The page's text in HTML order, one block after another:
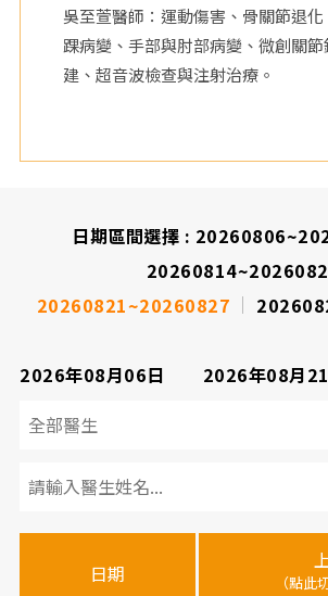
吳至萱醫師：運動傷害、骨關節退
踝病變、手部與肘部病變、微創關
建、超音波檢查與注射治療。
日期區間選擇 :
20260821~20260827
2026年08月06日 2026年08月
診
醫
日期 （點此